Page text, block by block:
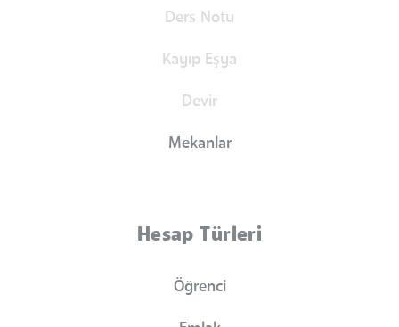
Ders Notu
Kayıp Eşya
Devir
Mekanlar
Hesap Türleri
Öğrenci